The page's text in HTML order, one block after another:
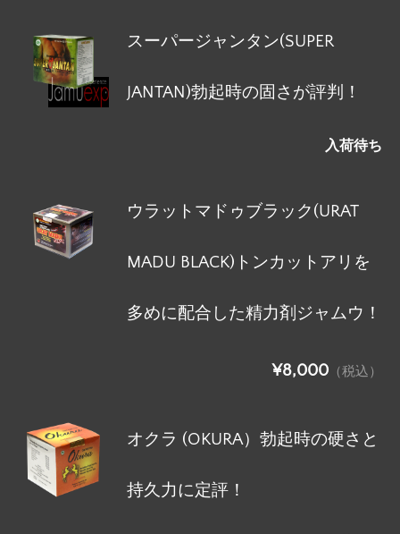
スーパージャンタン(SUPER
JANTAN)勃起時の固さが評判！
入荷待ち
ウラットマドゥブラック(URAT
MADU BLACK)トンカットアリを
多めに配合した精力剤ジャムウ！
¥8,000 （税込）
オクラ (OKURA）勃起時の硬さと
持久力に定評！